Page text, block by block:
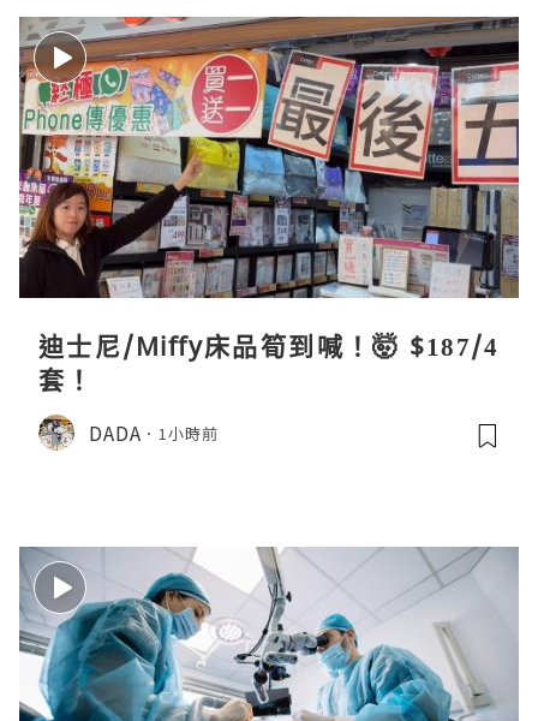
迪士尼/Miffy床品筍到喊！🤯 $187/4
套！
DADA 1小時前